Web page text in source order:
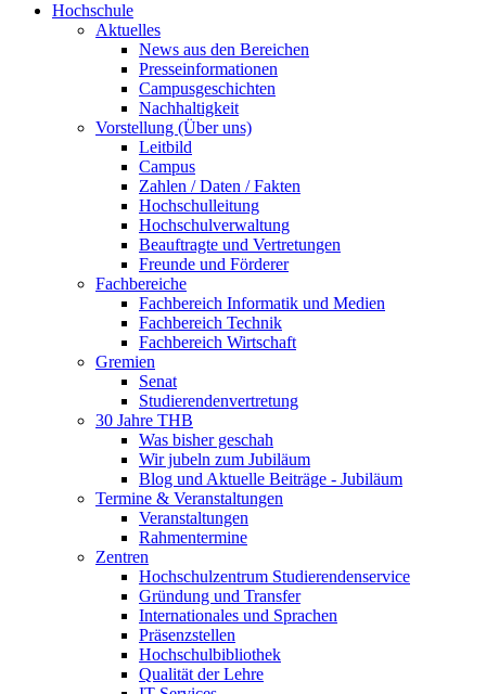
Hochschule
Aktuelles
News aus den Bereichen
Presseinformationen
Campusgeschichten
Nachhaltigkeit
Vorstellung (Über uns)
Leitbild
Campus
Zahlen / Daten / Fakten
Hochschulleitung
Hochschulverwaltung
Beauftragte und Vertretungen
Freunde und Förderer
Fachbereiche
Fachbereich Informatik und Medien
Fachbereich Technik
Fachbereich Wirtschaft
Gremien
Senat
Studierendenvertretung
30 Jahre THB
Was bisher geschah
Wir jubeln zum Jubiläum
Blog und Aktuelle Beiträge - Jubiläum
Termine & Veranstaltungen
Veranstaltungen
Rahmentermine
Zentren
Hochschulzentrum Studierendenservice
Gründung und Transfer
Internationales und Sprachen
Präsenzstellen
Hochschulbibliothek
Qualität der Lehre